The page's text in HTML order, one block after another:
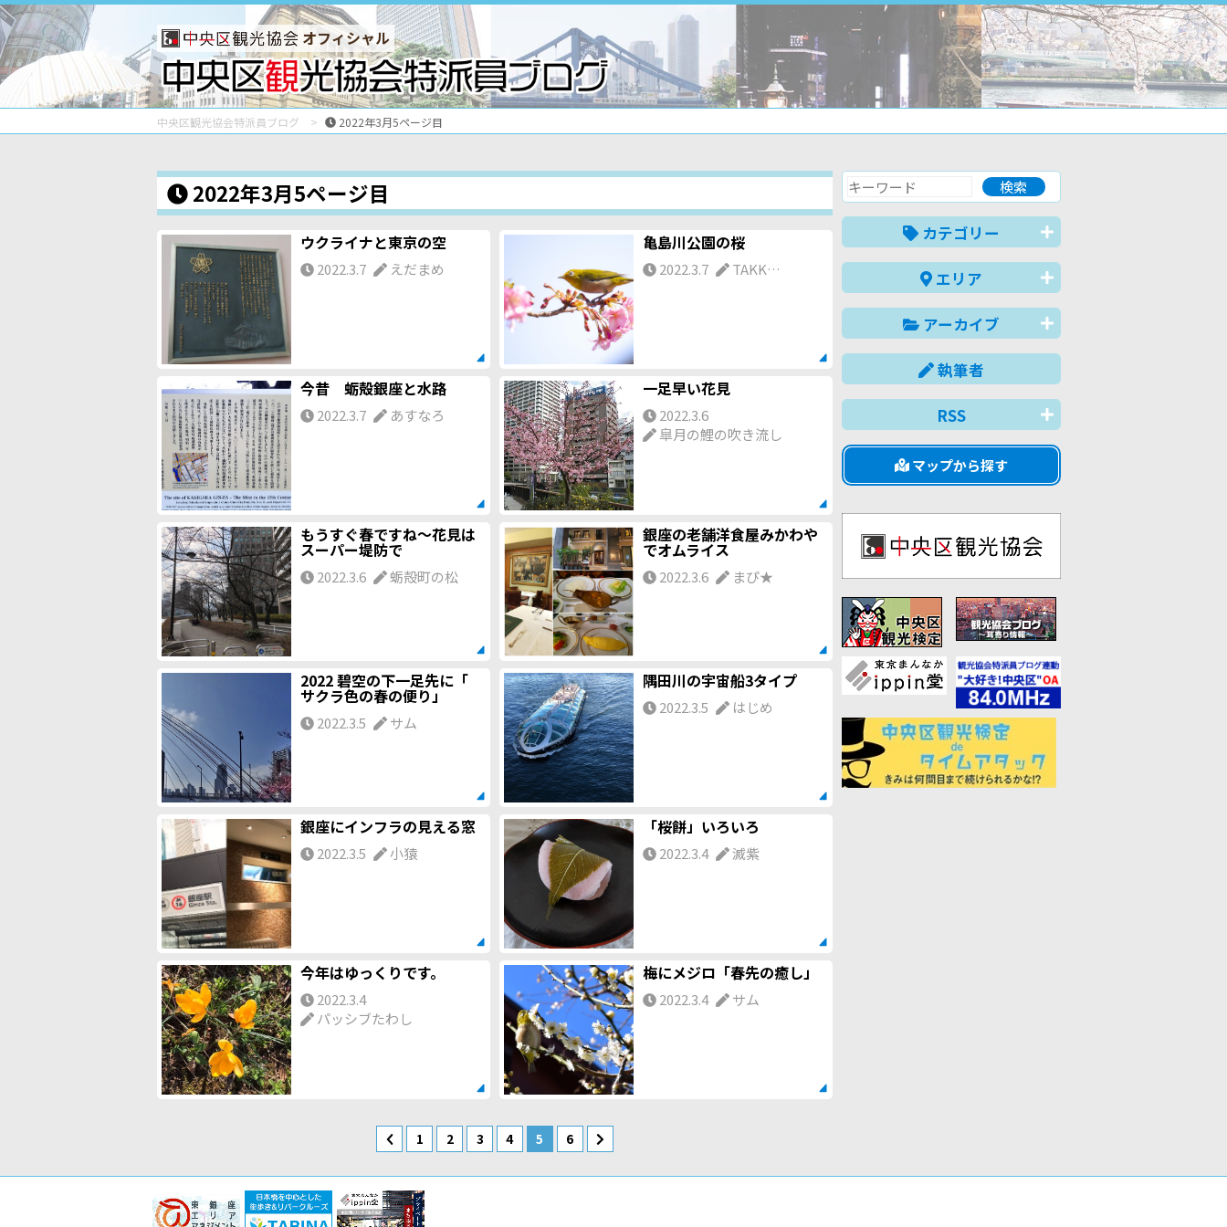
オフィシャル
中央区観光協会特派員ブログ 2022年3月5ページ目
2022年3月5ページ目
ウクライナと東京の空
2022.3.7 えだまめ
亀島川公園の桜
2022.3.7 TAKK…
今昔 蛎殻銀座と水路
2022.3.7 あすなろ
一足早い花見
2022.3.6
皐月の鯉の吹き流し
もうすぐ春ですね～花見は
スーパー堤防で
2022.3.6 蛎殻町の松
銀座の老舗洋食屋みかわや
でオムライス
2022.3.6 まぴ★
2022 碧空の下一足先に「
サクラ色の春の便り」
2022.3.5 サム
隅田川の宇宙船3タイプ
2022.3.5 はじめ
銀座にインフラの見える窓
2022.3.5 小猿
「桜餅」いろいろ
2022.3.4 滅紫
今年はゆっくりです。
2022.3.4
パッシブたわし
梅にメジロ「春先の癒し」
2022.3.4 サム
1 2 3 4 5 6
カテゴリー
エリア
アーカイブ
執筆者
RSS
マップから探す